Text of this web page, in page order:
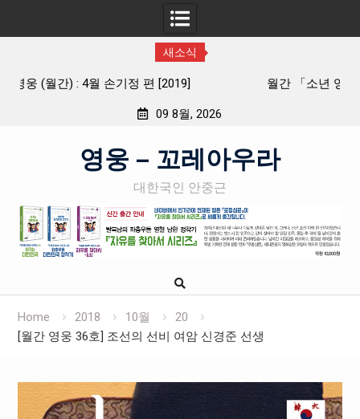
새소식
월간 「소년 영웅」 제5호 유관순열사 편 2019년 03월
09 8월, 2026
영웅 – 꼬레아우라
대한국인 안중근
Home 2018 10월
20
[월간 영웅 36호] 조선의 선비 여암 신경준 선생